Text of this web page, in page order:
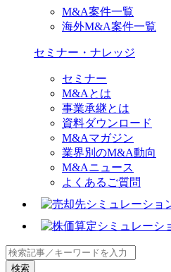
M&A案件一覧
海外M&A案件一覧
セミナー・ナレッジ
セミナー
M&Aとは
事業承継とは
資料ダウンロード
M&Aマガジン
業界別のM&A動向
M&Aニュース
よくあるご質問